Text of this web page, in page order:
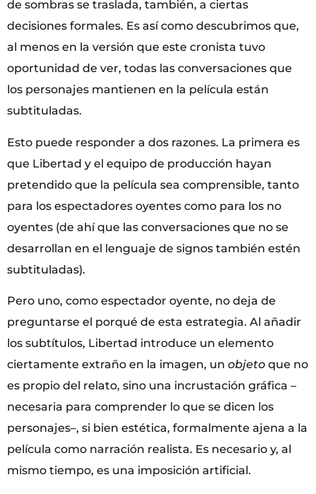
de sombras se traslada, también, a ciertas
decisiones formales. Es así como descubrimos que,
al menos en la versión que este cronista tuvo
oportunidad de ver, todas las conversaciones que
los personajes mantienen en la película están
subtituladas.
Esto puede responder a dos razones. La primera es
que Libertad y el equipo de producción hayan
pretendido que la película sea comprensible, tanto
para los espectadores oyentes como para los no
oyentes (de ahí que las conversaciones que no se
desarrollan en el lenguaje de signos también estén
subtituladas).
Pero uno, como espectador oyente, no deja de
preguntarse el porqué de esta estrategia. Al añadir
los subtítulos, Libertad introduce un elemento
ciertamente extraño en la imagen, un objeto que no
es propio del relato, sino una incrustación gráfica –
necesaria para comprender lo que se dicen los
personajes–, si bien estética, formalmente ajena a la
película como narración realista. Es necesario y, al
mismo tiempo, es una imposición artificial.